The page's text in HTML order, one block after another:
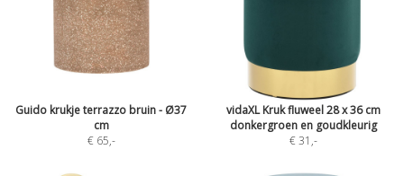
Guido krukje terrazzo bruin - Ø37
cm
€ 65,-
vidaXL Kruk fluweel 28 x 36 cm
donkergroen en goudkleurig
€ 31 ,-